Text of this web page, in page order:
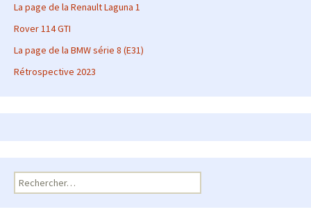
La page de la Renault Laguna 1
Rover 114 GTI
La page de la BMW série 8 (E31)
Rétrospective 2023
Rechercher :